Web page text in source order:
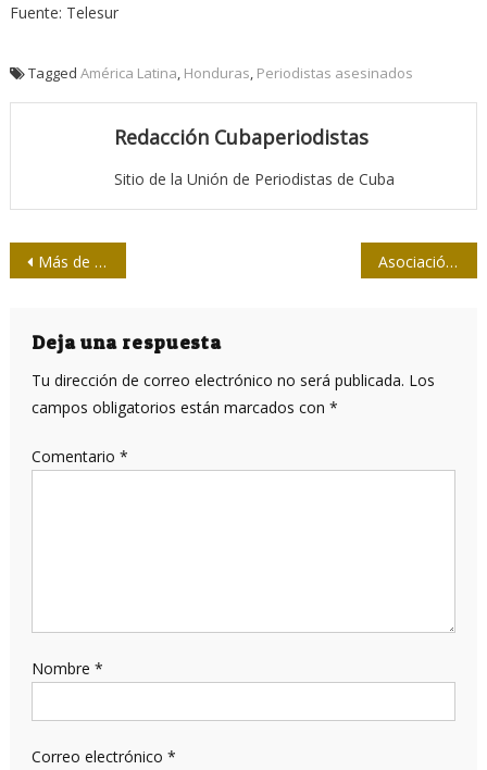
Fuente: Telesur
Tagged América Latina, Honduras, Periodistas asesinados
Redacción Cubaperiodistas
Sitio de la Unión de Periodistas de Cuba
Navegación
entradas
Más de 30 agresiones contra trabajadores de la prensa en Chile Asociación periodística de China condena ataque a sede de la agencia Xinhua en Hong Kong
Deja una respuesta
Tu dirección de correo electrónico no será publicada. Los
campos obligatorios están marcados con *
Comentario *
Nombre *
Correo electrónico *